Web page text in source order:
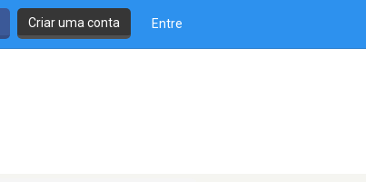
Criar uma conta Entre